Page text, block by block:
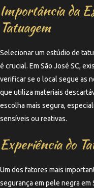
Importância da
Tatuagem
Selecionar um estúdio de
é crucial. Em São José SC,
verificar se o local segue as
que utiliza materiais
escolha mais segura,
sensíveis ou reativas.
Experiência do
Um dos fatores mais
segurança em pele negra em